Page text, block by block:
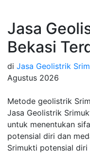
Jasa
Bekasi
di Jasa Geolistrik
Agustus 2026
Metode geolistrik
Jasa Geolistrik
untuk menentukan
potensial diri dan
Srimukti potensial